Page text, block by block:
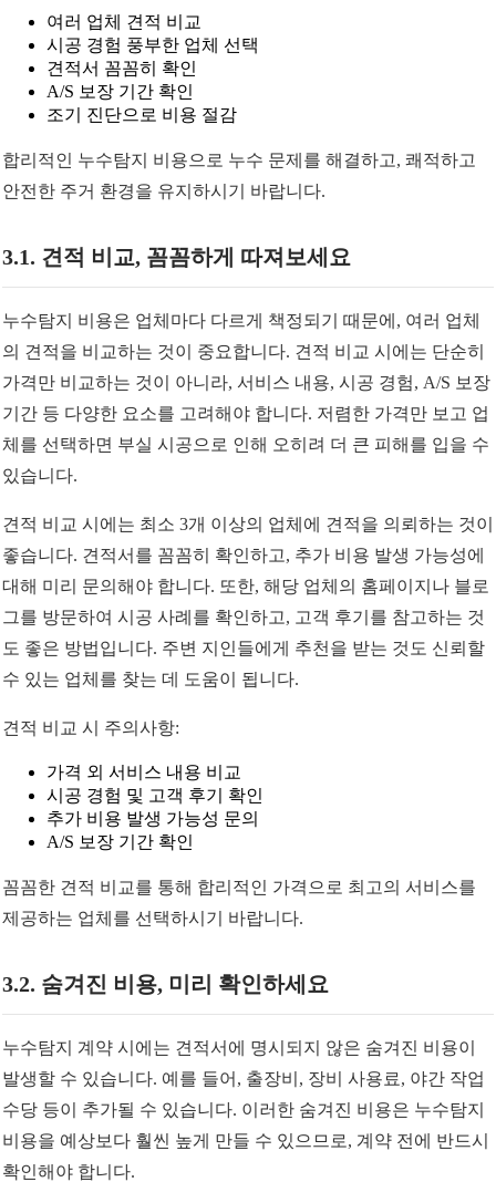
여러 업체 견적 비교
시공 경험 풍부한 업체 선택
견적서 꼼꼼히 확인
A/S 보장 기간 확인
조기 진단으로 비용 절감
합리적인 누수탐지 비용으로 누수 문제를 해결하고, 쾌적하고
안전한 주거 환경을 유지하시기 바랍니다.
3.1. 견적 비교, 꼼꼼하게 따져보세요
누수탐지 비용은 업체마다 다르게 책정되기 때문에, 여러 업체
의 견적을 비교하는 것이 중요합니다. 견적 비교 시에는 단순히
가격만 비교하는 것이 아니라, 서비스 내용, 시공 경험, A/S 보장
기간 등 다양한 요소를 고려해야 합니다. 저렴한 가격만 보고 업
체를 선택하면 부실 시공으로 인해 오히려 더 큰 피해를 입을 수
있습니다.
견적 비교 시에는 최소 3개 이상의 업체에 견적을 의뢰하는 것이
좋습니다. 견적서를 꼼꼼히 확인하고, 추가 비용 발생 가능성에
대해 미리 문의해야 합니다. 또한, 해당 업체의 홈페이지나 블로
그를 방문하여 시공 사례를 확인하고, 고객 후기를 참고하는 것
도 좋은 방법입니다. 주변 지인들에게 추천을 받는 것도 신뢰할
수 있는 업체를 찾는 데 도움이 됩니다.
견적 비교 시 주의사항:
가격 외 서비스 내용 비교
시공 경험 및 고객 후기 확인
추가 비용 발생 가능성 문의
A/S 보장 기간 확인
꼼꼼한 견적 비교를 통해 합리적인 가격으로 최고의 서비스를
제공하는 업체를 선택하시기 바랍니다.
3.2. 숨겨진 비용, 미리 확인하세요
누수탐지 계약 시에는 견적서에 명시되지 않은 숨겨진 비용이
발생할 수 있습니다. 예를 들어, 출장비, 장비 사용료, 야간 작업
수당 등이 추가될 수 있습니다. 이러한 숨겨진 비용은 누수탐지
비용을 예상보다 훨씬 높게 만들 수 있으므로, 계약 전에 반드시
확인해야 합니다.